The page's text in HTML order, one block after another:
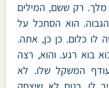
מלך. רק ששם, המילים
הגבוה. הוא הסתכל על
לו כלום. כן כן, אתה.
בוא רגע. והוא, רצה
המשקל שלו. לא